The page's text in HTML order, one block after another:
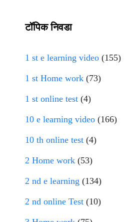
टॉपिक निवडा
1 st e learning video (155)
1 st Home work (73)
1 st online test (4)
10 e learning video (166)
10 th online test (4)
2 Home work (53)
2 nd e learning (134)
2 nd online Test (10)